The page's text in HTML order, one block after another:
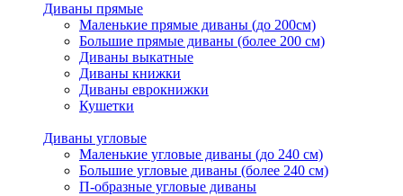
Диваны прямые
Маленькие прямые диваны (до 200см)
Большие прямые диваны (более 200 см)
Диваны выкатные
Диваны книжки
Диваны еврокнижки
Кушетки
Диваны угловые
Маленькие угловые диваны (до 240 см)
Большие угловые диваны (более 240 см)
П-образные угловые диваны